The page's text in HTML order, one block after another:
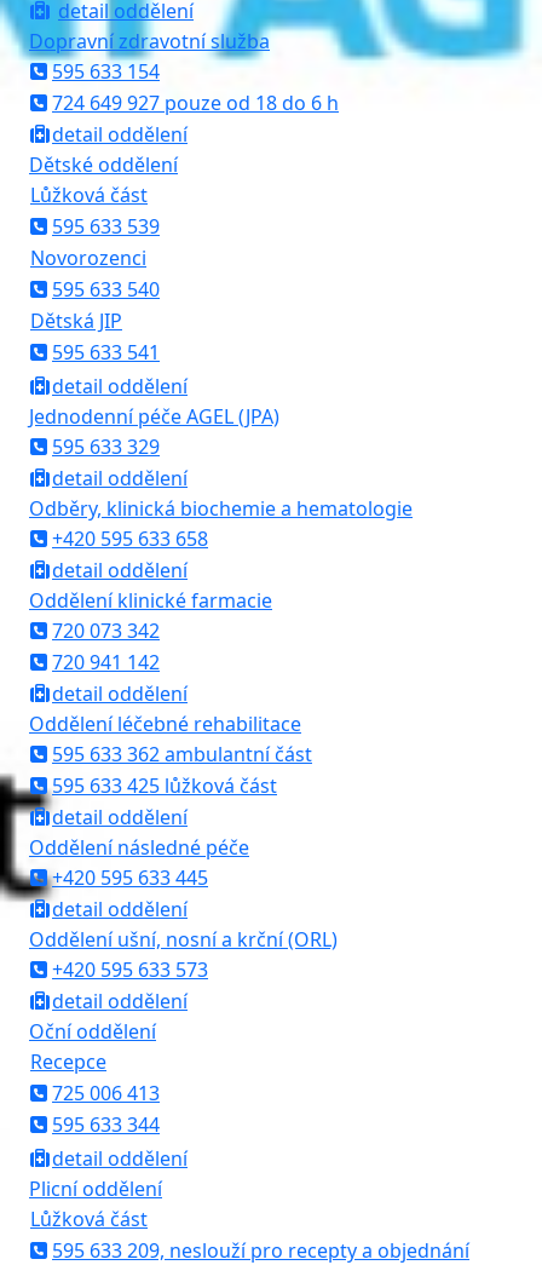
detail oddělení
Dopravní zdravotní služba
595 633 154
724 649 927 pouze od 18 do 6 h
detail oddělení
Dětské oddělení
Lůžková část
595 633 539
Novorozenci
595 633 540
Dětská JIP
595 633 541
detail oddělení
Jednodenní péče AGEL (JPA)
595 633 329
detail oddělení
Odběry, klinická biochemie a hematologie
+420 595 633 658
detail oddělení
Oddělení klinické farmacie
720 073 342
720 941 142
detail oddělení
Oddělení léčebné rehabilitace
595 633 362 ambulantní část
595 633 425 lůžková část
detail oddělení
Oddělení následné péče
+420 595 633 445
detail oddělení
Oddělení ušní, nosní a krční (ORL)
+420 595 633 573
detail oddělení
Oční oddělení
Recepce
725 006 413
595 633 344
detail oddělení
Plicní oddělení
Lůžková část
595 633 209, neslouží pro recepty a objednání